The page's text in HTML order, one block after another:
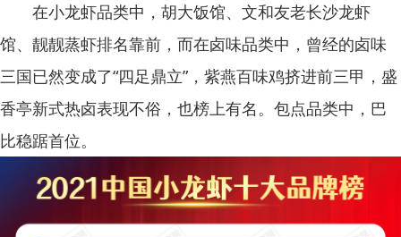
在小龙虾品类中，胡大饭馆、文和友老长沙龙虾
馆、靓靓蒸虾排名靠前，而在卤味品类中，曾经的卤味
三国已然变成了“四足鼎立”，紫燕百味鸡挤进前三甲，盛
香亭新式热卤表现不俗，也榜上有名。包点品类中，巴
比稳踞首位。